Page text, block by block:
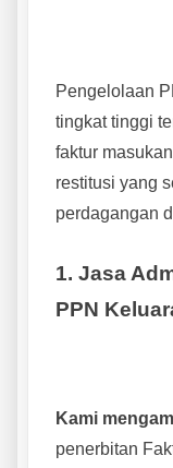
Pengelolaan
tingkat tinggi
faktur
restitusi yang
perdagangan
1. Jasa
PPN
Kami
penerbitan